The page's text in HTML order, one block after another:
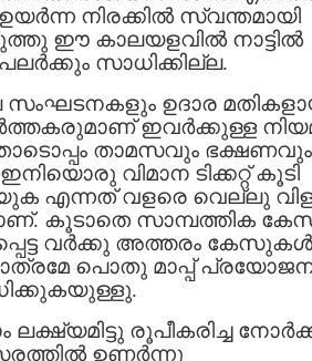
നിരക്കിൽ സ്വന്തമായി
ഈ കാലയളവിൽ നാട്ടിൽ
സാധിക്കില്ല.
സംഘടനകളും ഉദാര
ഇവർക്കുള്ള
താമസവും ഭക്ഷണവും
വിമാന ടിക്കറ്റ് കൂടി
എന്നത് വളരെ വെല്ലു
കൂടാതെ സാമ്പത്തിക
വർക്കു അത്തരം കേസുകൾ
മാത്രമേ പൊതു മാപ്പ്
ലക്ഷ്യമിട്ടു രൂപീകരിച്ച
ഉണർന്നു